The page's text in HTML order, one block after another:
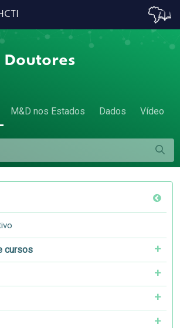
das mulheres no
Doutores
M&D nos Estados Dados Vídeo
cursos